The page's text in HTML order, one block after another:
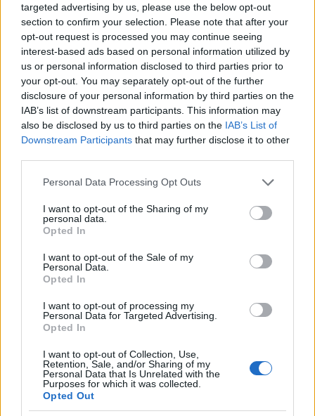
targeted advertising by us, please use the below opt-out
section to confirm your selection. Please note that after your
opt-out request is processed you may continue seeing
interest-based ads based on personal information utilized by
us or personal information disclosed to third parties prior to
your opt-out. You may separately opt-out of the further
disclosure of your personal information by third parties on the
IAB’s list of downstream participants. This information may
also be disclosed by us to third parties on the IAB’s List of
Downstream Participants that may further disclose it to other
Please note that this website/app uses one or more Google
not limited to your visit or usage behaviour. You may click to
grant or deny consent to Google and its third-party tags to
use your data for below specified purposes in below Google
consent section.
Personal Data Processing Opt Outs
I want to opt-out of the Sharing of my
personal data.
Opted In
I want to opt-out of the Sale of my
Personal Data.
Opted In
I want to opt-out of processing my
Personal Data for Targeted Advertising.
Opted In
I want to opt-out of Collection, Use,
Retention, Sale, and/or Sharing of my
Personal Data that Is Unrelated with the
Purposes for which it was collected.
Opted Out
Porteros
Ander Canteroha sido el portero con más puntos en
Comunio de Segunda, 255. El guardameta del Burgos ha
sido el Zamora de la categoría (33 goles encajados) y ha
meta del conjunto burgalés con 251 y 250 respectivamente.
Defensas
a Segunda División y, dentro de su plantilla, ha destacado
Gael Alonso, el mejor defensa en Comunio de Segunda con
liderando el ranking de despejes y situándose entre los
mejores de la categoría en duelos ganados.
Le acompañan en la retaguardia Alberto Jiménez
(Castellón), con 234 puntos, y Pablo Vázquez, quien por
segunda campaña consecutiva entra en el once ideal,
aunque en esta ocasión militando en el Sporting, con 219